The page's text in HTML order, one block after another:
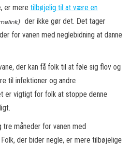
er mere tilbøjelig til at være en
der ikke gør det. Det tager
for vanen med neglebidning at danne
der kan få folk til at føle sig flov og
til infektioner og andre
er vigtigt for folk at stoppe denne
måneder for vanen med
der bider negle, er mere tilbøjelige